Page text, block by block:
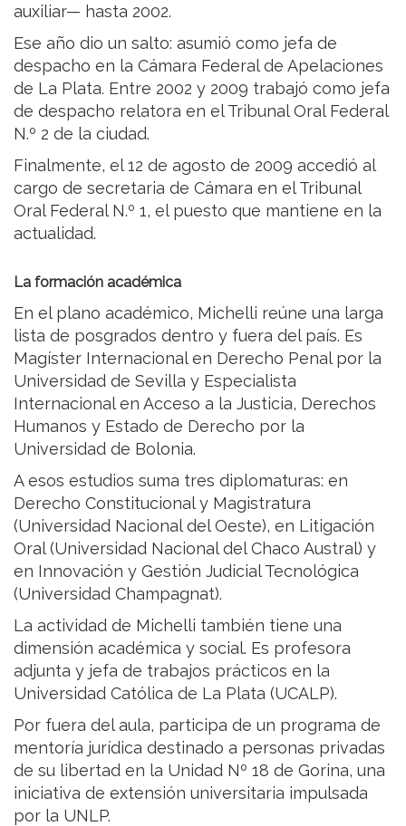
auxiliar— hasta 2002.
Ese año dio un salto: asumió como jefa de
despacho en la Cámara Federal de Apelaciones
de La Plata. Entre 2002 y 2009 trabajó como jefa
de despacho relatora en el Tribunal Oral Federal
N.º 2 de la ciudad.
Finalmente, el 12 de agosto de 2009 accedió al
cargo de secretaria de Cámara en el Tribunal
Oral Federal N.º 1, el puesto que mantiene en la
actualidad.
La formación académica
En el plano académico, Michelli reúne una larga
lista de posgrados dentro y fuera del país. Es
Magíster Internacional en Derecho Penal por la
Universidad de Sevilla y Especialista
Internacional en Acceso a la Justicia, Derechos
Humanos y Estado de Derecho por la
Universidad de Bolonia.
A esos estudios suma tres diplomaturas: en
Derecho Constitucional y Magistratura
(Universidad Nacional del Oeste), en Litigación
Oral (Universidad Nacional del Chaco Austral) y
en Innovación y Gestión Judicial Tecnológica
(Universidad Champagnat).
La actividad de Michelli también tiene una
dimensión académica y social. Es profesora
adjunta y jefa de trabajos prácticos en la
Universidad Católica de La Plata (UCALP).
Por fuera del aula, participa de un programa de
mentoría jurídica destinado a personas privadas
de su libertad en la Unidad Nº 18 de Gorina, una
iniciativa de extensión universitaria impulsada
por la UNLP.